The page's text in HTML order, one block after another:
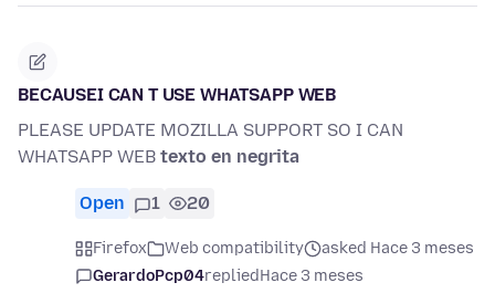
BECAUSEI CAN T USE WHATSAPP WEB
PLEASE UPDATE MOZILLA SUPPORT SO I CAN
WHATSAPP WEB texto en negrita
Open 1 20
Firefox Web compatibility
asked Hace 3 meses
GerardoPcp04repliedHace 3 meses